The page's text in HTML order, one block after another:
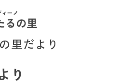
里だより
り